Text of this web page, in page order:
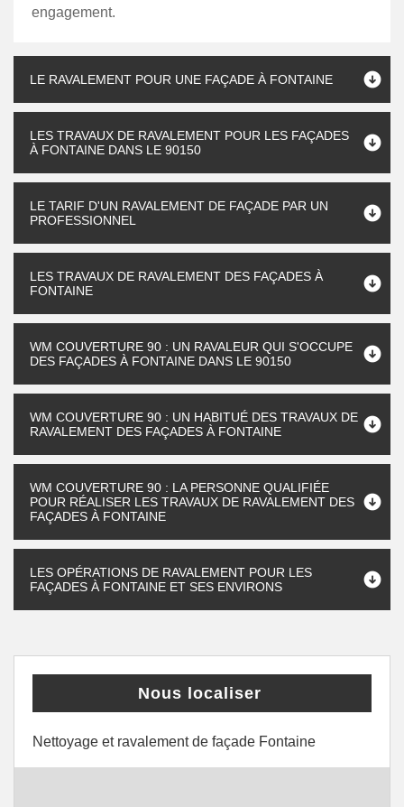
engagement.
LE RAVALEMENT POUR UNE FAÇADE À FONTAINE
LES TRAVAUX DE RAVALEMENT POUR LES FAÇADES
À FONTAINE DANS LE 90150
LE TARIF D'UN RAVALEMENT DE FAÇADE PAR UN
PROFESSIONNEL
LES TRAVAUX DE RAVALEMENT DES FAÇADES À
FONTAINE
WM COUVERTURE 90 : UN RAVALEUR QUI S'OCCUPE
DES FAÇADES À FONTAINE DANS LE 90150
WM COUVERTURE 90 : UN HABITUÉ DES TRAVAUX DE
RAVALEMENT DES FAÇADES À FONTAINE
WM COUVERTURE 90 : LA PERSONNE QUALIFIÉE
POUR RÉALISER LES TRAVAUX DE RAVALEMENT DES
FAÇADES À FONTAINE
LES OPÉRATIONS DE RAVALEMENT POUR LES
FAÇADES À FONTAINE ET SES ENVIRONS
Nous localiser
Nettoyage et ravalement de façade Fontaine